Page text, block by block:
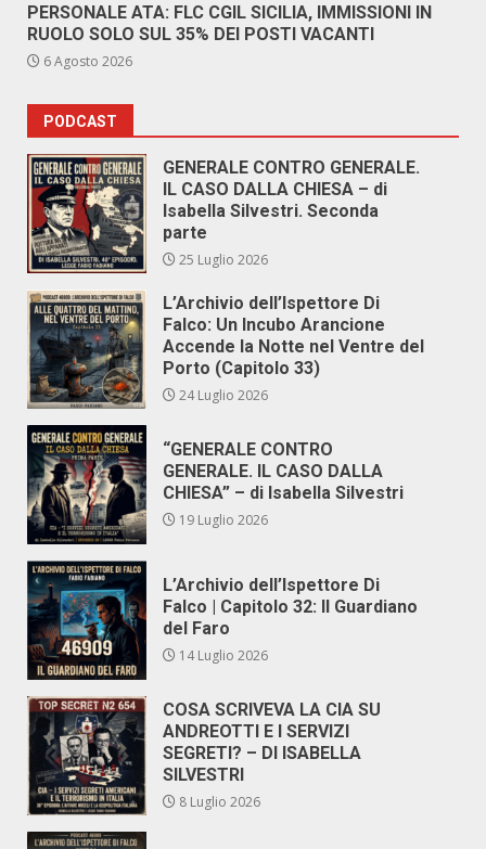
PERSONALE ATA: FLC CGIL SICILIA, IMMISSIONI IN
RUOLO SOLO SUL 35% DEI POSTI VACANTI
6 Agosto 2026
PODCAST
GENERALE CONTRO GENERALE.
IL CASO DALLA CHIESA – di
Isabella Silvestri. Seconda
parte
25 Luglio 2026
L’Archivio dell’Ispettore Di
Falco: Un Incubo Arancione
Accende la Notte nel Ventre del
Porto (Capitolo 33)
24 Luglio 2026
“GENERALE CONTRO
GENERALE. IL CASO DALLA
CHIESA” – di Isabella Silvestri
19 Luglio 2026
L’Archivio dell’Ispettore Di
Falco | Capitolo 32: Il Guardiano
del Faro
14 Luglio 2026
COSA SCRIVEVA LA CIA SU
ANDREOTTI E I SERVIZI
SEGRETI? – DI ISABELLA
SILVESTRI
8 Luglio 2026